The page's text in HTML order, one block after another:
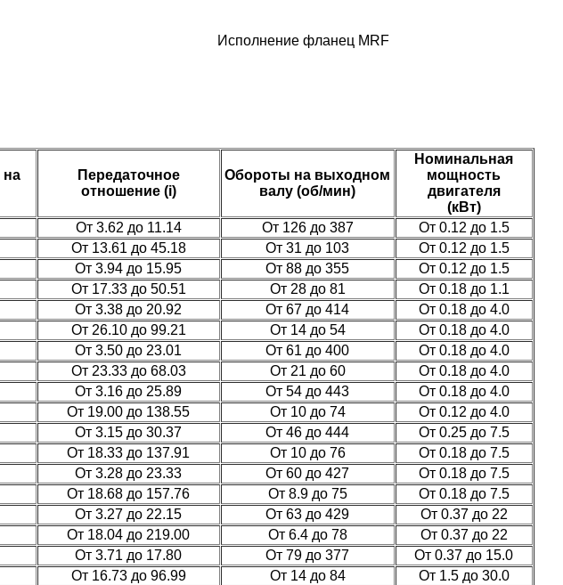
Исполнение фланец MRF
на
Передаточное
отношение (i)
Обороты на выходном
валу (об/мин)
Номинальная
мощность
двигателя
(кВт)
От 3.62 до 11.14 От 126 до 387
От 0.12 до 1.5
От 13.61 до 45.18 От 31 до 103
От 0.12 до 1.5
От 3.94 до 15.95 От 88 до 355
От 0.12 до 1.5
От 17.33 до 50.51 От 28 до 81
От 0.18 до 1.1
От 3.38 до 20.92 От 67 до 414
От 0.18 до 4.0
От 26.10 до 99.21 От 14 до 54
От 0.18 до 4.0
От 3.50 до 23.01 От 61 до 400
От 0.18 до 4.0
От 23.33 до 68.03 От 21 до 60
От 0.18 до 4.0
От 3.16 до 25.89 От 54 до 443
От 0.18 до 4.0
От 19.00 до 138.55 От 10 до 74
От 0.12 до 4.0
От 3.15 до 30.37 От 46 до 444
От 0.25 до 7.5
От 18.33 до 137.91 От 10 до 76
От 0.18 до 7.5
От 3.28 до 23.33 От 60 до 427
От 0.18 до 7.5
От 18.68 до 157.76 От 8.9 до 75
От 0.18 до 7.5
От 3.27 до 22.15 От 63 до 429
От 0.37 до 22
От 18.04 до 219.00 От 6.4 до 78
От 0.37 до 22
От 3.71 до 17.80 От 79 до 377
От 0.37 до 15.0
От 16.73 до 96.99 От 14 до 84
От 1.5 до 30.0